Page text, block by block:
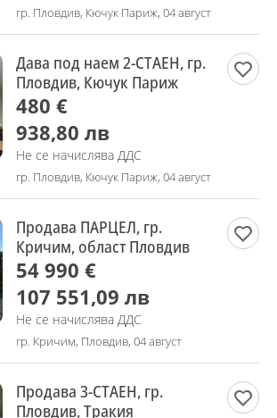
гр. Пловдив, Кючук Париж, 04 август
Дава под наем 2-СТАЕН, гр.
Пловдив, Кючук Париж
480 €
938,80 лв
Не се начислява ДДС
гр. Пловдив, Кючук Париж, 04 август
Продава ПАРЦЕЛ, гр.
Кричим, област Пловдив
54 990 €
107 551,09 лв
Не се начислява ДДС
гр. Кричим, Пловдив, 04 август
Продава 3-СТАЕН, гр.
Пловдив, Тракия